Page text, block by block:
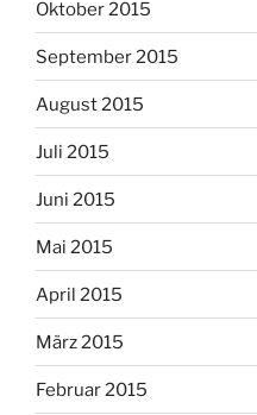
Oktober 2015
September 2015
August 2015
Juli 2015
Juni 2015
Mai 2015
April 2015
März 2015
Februar 2015